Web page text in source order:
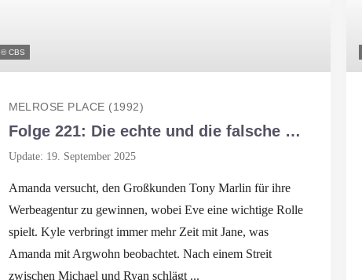
© CBS
MELROSE PLACE (1992)
Folge 221: Die echte und die falsche Megan
Update: 19. September 2025
Amanda versucht, den Großkunden Tony Marlin für ihre
Werbeagentur zu gewinnen, wobei Eve eine wichtige Rolle
spielt. Kyle verbringt immer mehr Zeit mit Jane, was
Amanda mit Argwohn beobachtet. Nach einem Streit
zwischen Michael und Ryan schlägt ...